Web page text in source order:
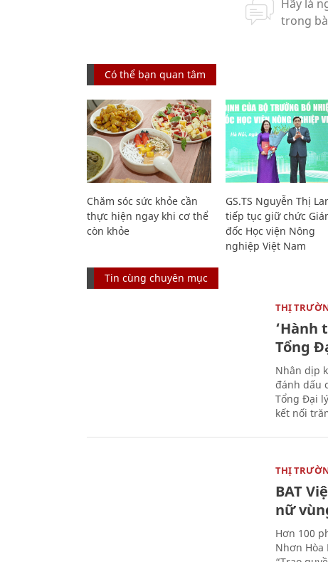
Có thể bạn quan tâm
Chăm sóc sức khỏe cần
thực hiện ngay khi cơ thể
còn khỏe
GS.TS Nguyễn Thị
tiếp tục giữ chức
đốc Học viện Nông
nghiệp Việt Nam
Tin cùng chuyên mục
THỊ
‘Hành
Tổng
Nhân dịp
đánh dấu
Tổng Đại
kết nối
THỊ
BAT
nữ
Hơn 100
Nhơn